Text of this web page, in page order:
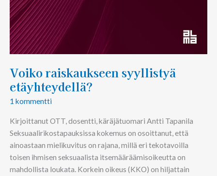
Voiko raiskaukseen syyllistyä
etäyhteydellä?
1 kommentti
Kirjoittanut OTT, dosentti, käräjätuomari Antti Tapanila
Seksuaalirikostapauksissa kokemus on osoittanut, että
ainoastaan mielikuvitus on rajana, millä eri tekotavoilla
toisen ihmisen seksuaalista itsemääräämisoikeutta on
mahdollista loukata. Korkein oikeus (KKO) on hiljattain